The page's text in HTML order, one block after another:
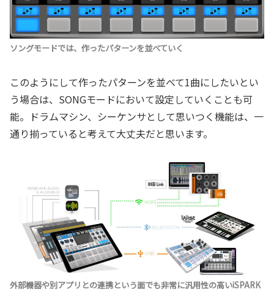
ソングモードでは、作ったパターンを並べていく
このようにして作ったパターンを並べて1曲にしたいとい
う場合は、SONGモードにおいて設定していくことも可
能。ドラムマシン、シーケンサとして思いつく機能は、一
通り揃っていると考えて大丈夫だと思います。
外部機器や別アプリとの連携という面でも非常に汎用性の高いiSPARK